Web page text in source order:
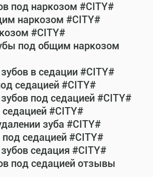
под наркозом #CITY#
наркозом #CITY#
#CITY#
под общим наркозом
в седации #CITY#
седацией #CITY#
под седацией #CITY#
седацией #CITY#
зуба #CITY#
седацией #CITY#
седация #CITY#
под седацией отзывы